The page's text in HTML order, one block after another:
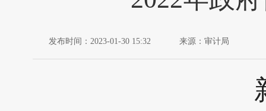
发布时间：2023-01-30 15:32 来源：审计局